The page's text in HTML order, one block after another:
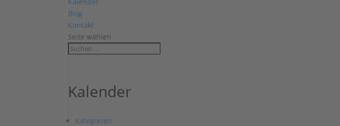
Blog
Kontakt
Seite wählen
Kalender
Kategorien